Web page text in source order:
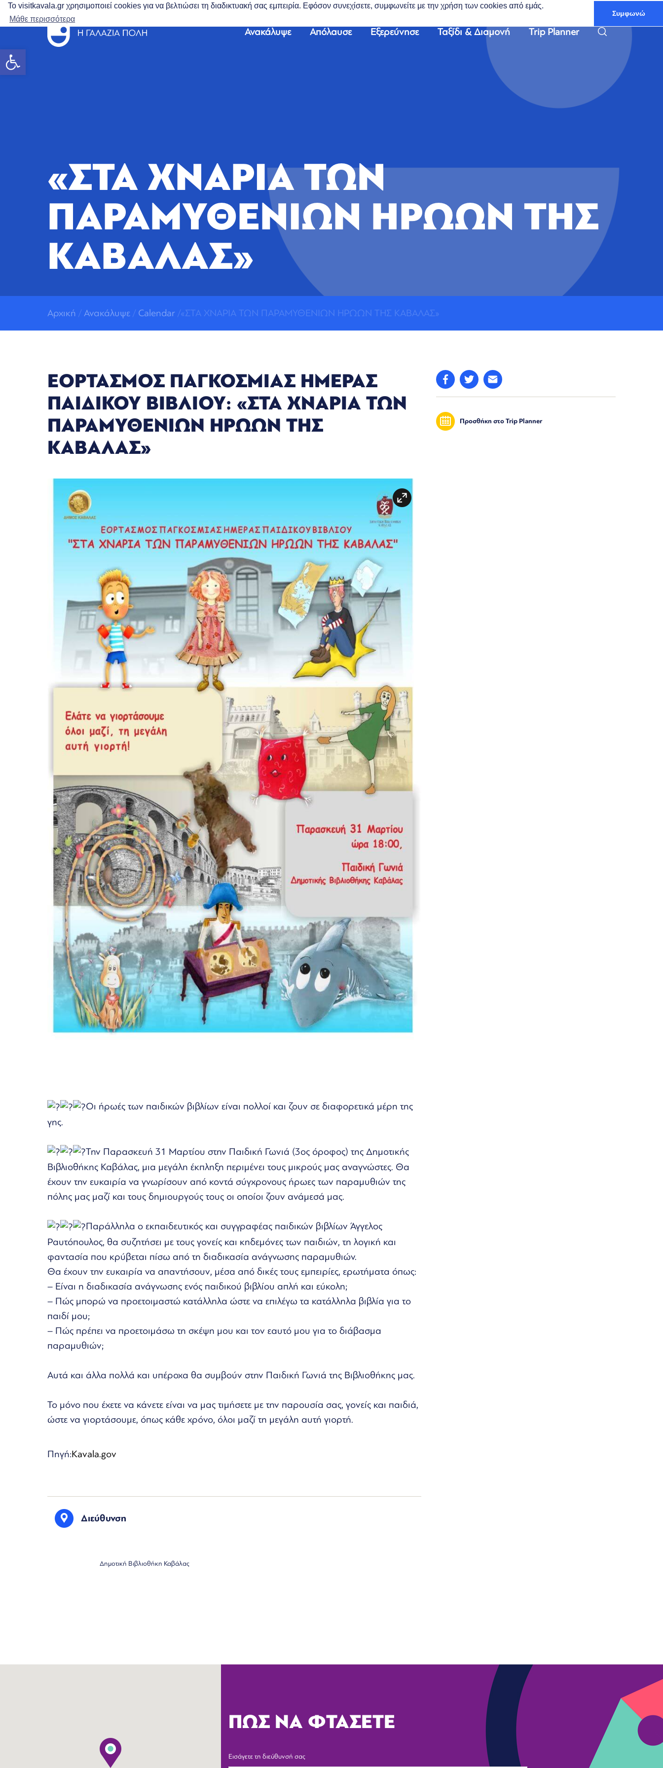
Ανοίξτε τη γραμμή εργαλείων
Το visitkavala.gr χρησιμοποιεί cookies για να βελτιώσει τη διαδικτυακή σας εμπειρία. Εφόσον συνεχίσετε, συμφωνείτε με την χρήση των cookies από εμάς.
Μάθε περισσότερα
Συμφωνώ
Ανακάλυψε Απόλαυσε Εξερεύνησε Ταξίδι & Διαμονή Trip Planner
«ΣΤΑ ΧΝΑΡΙΑ ΤΩΝ
ΠΑΡΑΜΥΘΕΝΙΩΝ ΗΡΩΩΝ ΤΗΣ
ΚΑΒΑΛΑΣ»
Αρχική / Ανακάλυψε / Calendar /«ΣΤΑ ΧΝΑΡΙΑ ΤΩΝ ΠΑΡΑΜΥΘΕΝΙΩΝ ΗΡΩΩΝ ΤΗΣ ΚΑΒΑΛΑΣ»
ΕΟΡΤΑΣΜΟΣ ΠΑΓΚΟΣΜΙΑΣ ΗΜΕΡΑΣ
ΠΑΙΔΙΚΟΥ ΒΙΒΛΙΟΥ: «ΣΤΑ ΧΝΑΡΙΑ ΤΩΝ
ΠΑΡΑΜΥΘΕΝΙΩΝ ΗΡΩΩΝ ΤΗΣ
ΚΑΒΑΛΑΣ»
Οι ήρωές των παιδικών βιβλίων είναι πολλοί και ζουν σε διαφορετικά μέρη της
γης.
Την Παρασκευή 31 Μαρτίου στην Παιδική Γωνιά (3ος όροφος) της Δημοτικής
Βιβλιοθήκης Καβάλας, μια μεγάλη έκπληξη περιμένει τους μικρούς μας αναγνώστες. Θα
έχουν την ευκαιρία να γνωρίσουν από κοντά σύγχρονους ήρωες των παραμυθιών της
πόλης μας μαζί και τους δημιουργούς τους οι οποίοι ζουν ανάμεσά μας.
Παράλληλα ο εκπαιδευτικός και συγγραφέας παιδικών βιβλίων Άγγελος
Ραυτόπουλος, θα συζητήσει με τους γονείς και κηδεμόνες των παιδιών, τη λογική και
φαντασία που κρύβεται πίσω από τη διαδικασία ανάγνωσης παραμυθιών.
Θα έχουν την ευκαιρία να απαντήσουν, μέσα από δικές τους εμπειρίες, ερωτήματα όπως:
– Είναι η διαδικασία ανάγνωσης ενός παιδικού βιβλίου απλή και εύκολη;
– Πώς μπορώ να προετοιμαστώ κατάλληλα ώστε να επιλέγω τα κατάλληλα βιβλία για το
παιδί μου;
– Πώς πρέπει να προετοιμάσω τη σκέψη μου και τον εαυτό μου για το διάβασμα
παραμυθιών;
Αυτά και άλλα πολλά και υπέροχα θα συμβούν στην Παιδική Γωνιά της Βιβλιοθήκης μας.
Το μόνο που έχετε να κάνετε είναι να μας τιμήσετε με την παρουσία σας, γονείς και παιδιά,
ώστε να γιορτάσουμε, όπως κάθε χρόνο, όλοι μαζί τη μεγάλη αυτή γιορτή.
Πηγή:Kavala.gov
Διεύθυνση
Δημοτική Βιβλιοθήκη Καβάλας
Προσθήκη στο Trip Planner
ΠΩΣ ΝΑ ΦΤΑΣΕΤΕ
Εισάγετε τη διεύθυνσή σας